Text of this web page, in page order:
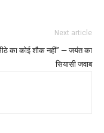
Next article
का कोई शौक नहीं” — जयंत का
सियासी जवाब